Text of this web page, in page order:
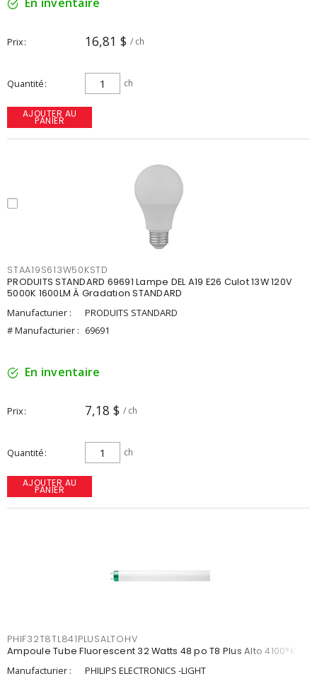
Prix 16,81 $ / ch
Quantité ch
AJOUTER AU
PANIER
STAA19S613W50KSTD
PRODUITS STANDARD 69691 Lampe DEL A19 E26 Culot 13W 120V
5000K 1600LM À Gradation STANDARD
Manufacturier :
PRODUITS STANDARD
# Manufacturier : 69691
En inventaire
Prix 7,18 $ / ch
Quantité ch
AJOUTER AU
PANIER
PHIF32T8TL841PLUSALTOHV
Ampoule Tube Fluorescent 32 Watts 48 po T8 Plus Alto 4100°K
Manufacturier :
PHILIPS ELECTRONICS -LIGHT